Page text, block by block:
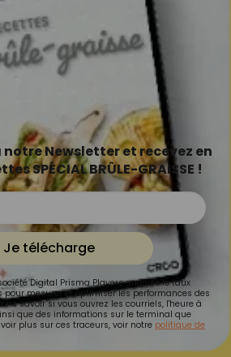
Newsletter et recevez en
SPÉCIAL BRÛLE-GRAISSE !
Je télécharge
Digital Prisma Players analyse le taux
pour mesurer et optimiser les performances des
savoir si vous ouvrez les courriels, l'heure à
que des informations sur le terminal que
plus sur ces traceurs, voir notre politique de